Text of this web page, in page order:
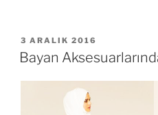
YAYIM
TARIHI
3 ARALIK 2016
Bayan